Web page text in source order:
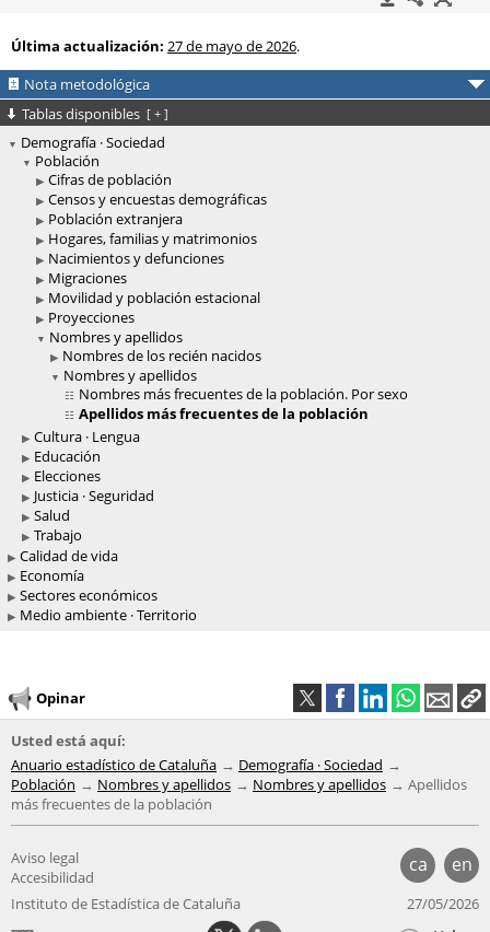
Última actualización: 27 de mayo de 2026.
Nota metodológica
Tablas disponibles [ + ]
Demografía · Sociedad
Población
Cifras de población
Censos y encuestas demográficas
Población extranjera
Hogares, familias y matrimonios
Nacimientos y defunciones
Migraciones
Movilidad y población estacional
Proyecciones
Nombres y apellidos
Nombres de los recién nacidos
Nombres y apellidos
Nombres más frecuentes de la población. Por sexo
Apellidos más frecuentes de la población
Cultura · Lengua
Educación
Elecciones
Justicia · Seguridad
Salud
Trabajo
Calidad de vida
Economía
Sectores económicos
Medio ambiente · Territorio
Opinar
Usted está aquí:
Anuario estadístico de Cataluña
Demografía · Sociedad
Población
Nombres y apellidos Nombres y apellidos
Apellidos
más frecuentes de la población
ca en
Aviso legal
Accesibilidad
Instituto de Estadística de Cataluña
27/05/2026